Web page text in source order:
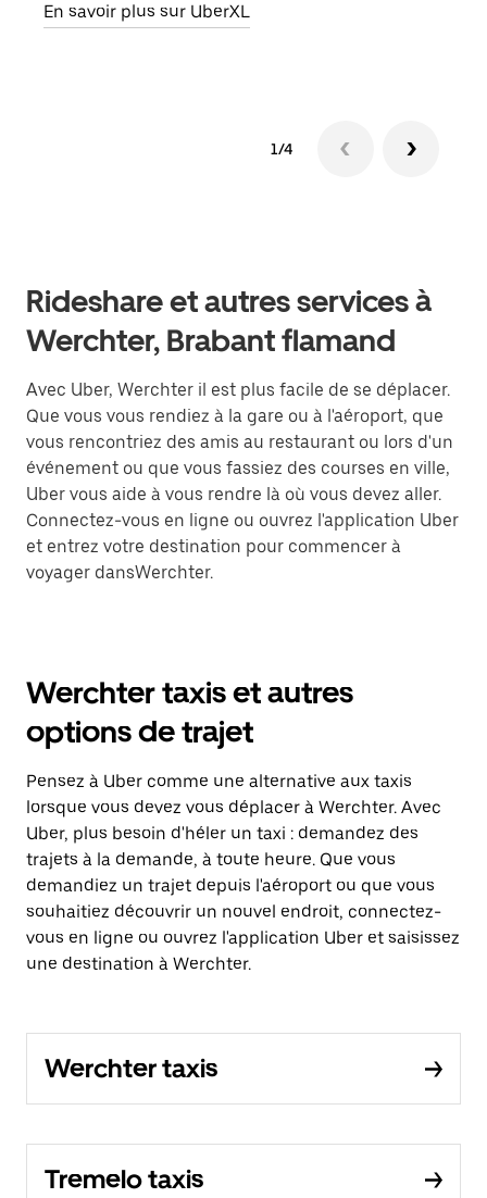
En savoir plus sur UberXL
1/4
Rideshare et autres services à
Werchter, Brabant flamand
Avec Uber, Werchter il est plus facile de se déplacer.
Que vous vous rendiez à la gare ou à l'aéroport, que
vous rencontriez des amis au restaurant ou lors d'un
événement ou que vous fassiez des courses en ville,
Uber vous aide à vous rendre là où vous devez aller.
Connectez-vous en ligne ou ouvrez l'application Uber
et entrez votre destination pour commencer à
voyager dansWerchter.
Werchter taxis et autres
options de trajet
Pensez à Uber comme une alternative aux taxis
lorsque vous devez vous déplacer à Werchter. Avec
Uber, plus besoin d'héler un taxi : demandez des
trajets à la demande, à toute heure. Que vous
demandiez un trajet depuis l'aéroport ou que vous
souhaitiez découvrir un nouvel endroit, connectez-
vous en ligne ou ouvrez l'application Uber et saisissez
une destination à Werchter.
Werchter taxis
Tremelo taxis